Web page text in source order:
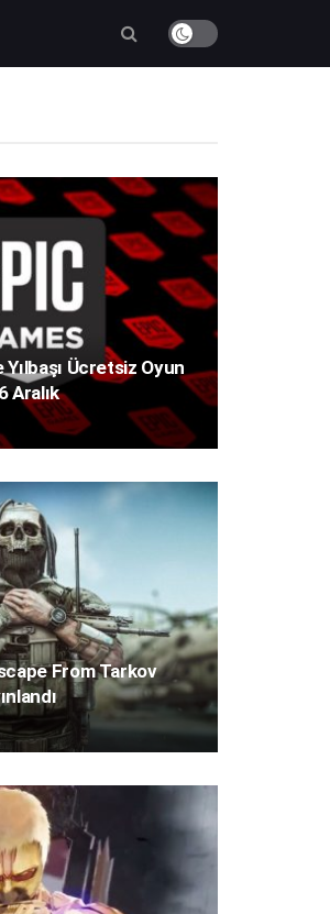
Ücretsiz Oyun
Aralık
From Tarkov